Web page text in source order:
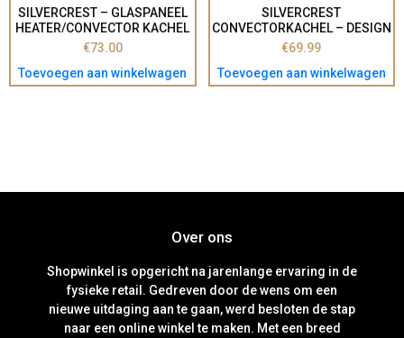
SILVERCREST – GLASPANEEL
HEATER/CONVECTOR KACHEL
2000 – WIT
€73.00
Toevoegen aan winkelwagen
SILVERCREST
CONVECTORKACHEL – DESIGN
KACHEL MET STIJLVOL
1000 W / 2000 W –
AFMETINGEN: 77 X 24 X 42,5
€69.99
Toevoegen aan winkelwagen
Over ons
Shopwinkel is opgericht na jarenlange ervaring in de
fysieke retail. Gedreven door de wens om een
nieuwe uitdaging aan te gaan, werd besloten de stap
naar een online winkel te maken. Met een breed